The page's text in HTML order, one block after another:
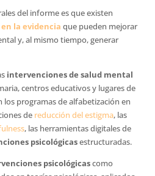
del informe es que existen
la evidencia que pueden mejorar
y, al mismo tiempo, generar
intervenciones de salud mental
centros educativos y lugares de
los programas de alfabetización en
de reducción del estigma, las
, las herramientas digitales de
psicológicasestructuradas.
psicológicascomo